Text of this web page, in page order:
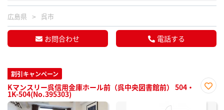
広島県 呉市
お問合わせ 電話する
割引キャンペーン
Kマンスリー呉信用金庫ホール前（呉中央図書館前） 504・
1K-504(No.395303)
に入